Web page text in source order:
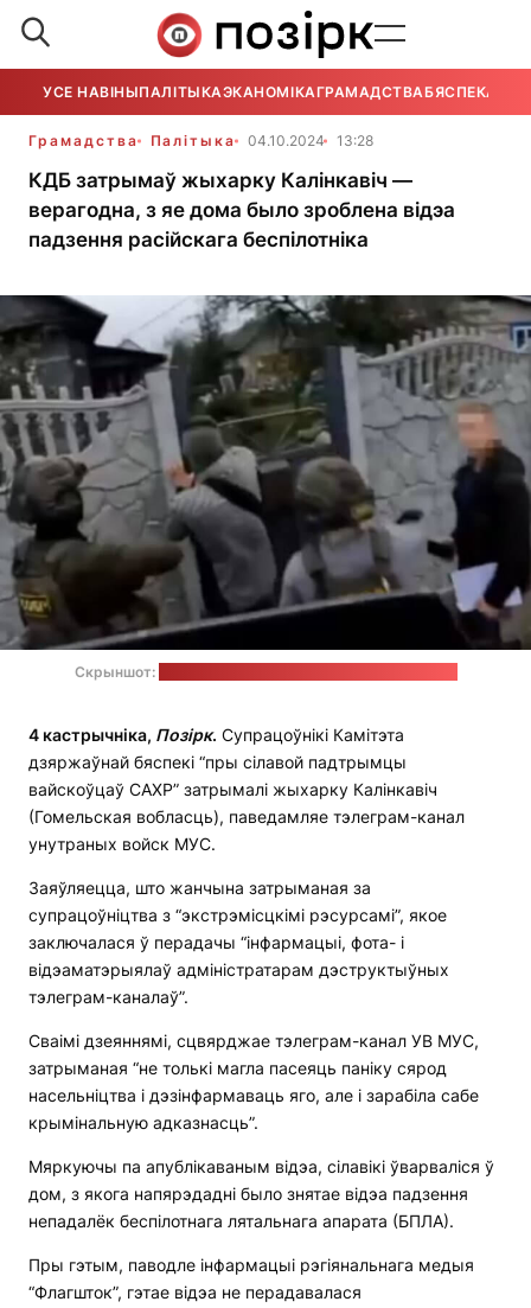
УСЕ НАВІНЫПАЛІТЫКАЭКАНОМІКАГРАМАДСТВАБЯСПЕКА
Грамадства Палітыка 04.10.2024 13:28
КДБ затрымаў жыхарку Калінкавіч —
верагодна, з яе дома было зроблена відэа
падзення расійскага беспілотніка
Скрыншот:
4 кастрычніка, Позірк. Супрацоўнікі Камітэта
дзяржаўнай бяспекі “пры сілавой падтрымцы
вайскоўцаў САХР” затрымалі жыхарку Калінкавіч
(Гомельская вобласць), паведамляе тэлеграм-канал
унутраных войск МУС.
Заяўляецца, што жанчына затрыманая за
супрацоўніцтва з “экстрэмісцкімі рэсурсамі”, якое
заключалася ў перадачы “інфармацыі, фота- і
відэаматэрыялаў адміністратарам дэструктыўных
тэлеграм-каналаў”.
Сваімі дзеяннямі, сцвярджае тэлеграм-канал УВ МУС,
затрыманая “не толькі магла пасеяць паніку сярод
насельніцтва і дэзінфармаваць яго, але і зарабіла сабе
крымінальную адказнасць”.
Мяркуючы па апублікаваным відэа, сілавікі ўварваліся ў
дом, з якога напярэдадні было знятае відэа падзення
непадалёк беспілотнага лятальнага апарата (БПЛА).
Пры гэтым, паводле інфармацыі рэгіянальнага медыя
“Флагшток”, гэтае відэа не перадавалася